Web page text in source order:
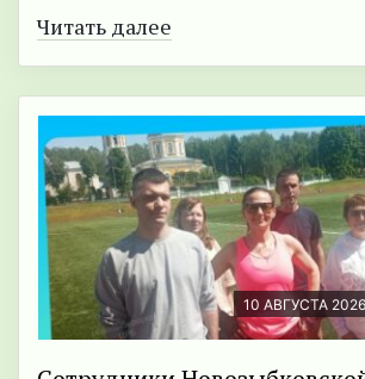
Читать далее
10 АВГУСТА